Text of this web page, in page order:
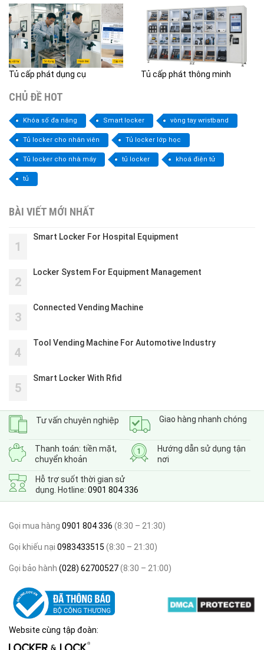
Tủ cấp phát dụng cụ Tủ cấp phát thông minh
CHỦ ĐỀ HOT
Khóa số đa năng Smart locker vòng tay wristband
Tủ locker cho nhân viên Tủ locker lớp học
Tủ locker cho nhà máy tủ locker khoá điện tử
tủ
BÀI VIẾT MỚI NHẤT
1
Smart Locker For Hospital Equipment
2
Locker System For Equipment Management
3
Connected Vending Machine
4
Tool Vending Machine For Automotive Industry
5
Smart Locker With Rfid
Tư vấn chuyên nghiệp Giao hàng nhanh chóng
Thanh toán: tiền mặt,
chuyển khoản
Hướng dẫn sử dụng tận
nơi
Hỗ trợ suốt thời gian sử
dụng. Hotline: 0901 804 336
Gọi mua hàng 0901 804 336 (8:30 – 21:30)
Gọi khiếu nại 0983433515 (8:30 – 21:30)
Gọi bảo hành (028) 62700527(8:30 – 21:00)
Website cùng tập đoàn: